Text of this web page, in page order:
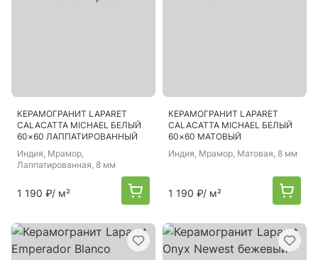
КЕРАМОГРАНИТ LAPARET
CALACATTA MICHAEL БЕЛЫЙ
60×60 ЛАППАТИРОВАННЫЙ
Индия, Мрамор,
Лаппатированная, 8 мм
1 190 ₽/ м²
КЕРАМОГРАНИТ LAPARET
CALACATTA MICHAEL БЕЛЫЙ
60×60 МАТОВЫЙ
Индия, Мрамор, Матовая, 8 мм
1 190 ₽/ м²